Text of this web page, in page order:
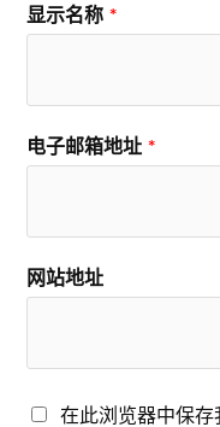
显示名称 *
电子邮箱地址 *
网站地址
在此浏览器中保